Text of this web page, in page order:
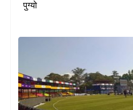
पुग्यो